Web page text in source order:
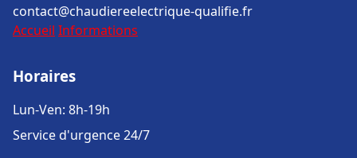
contact@chaudiereelectrique-qualifie.fr
Accueil Informations
Horaires
Lun-Ven: 8h-19h
Service d'urgence 24/7